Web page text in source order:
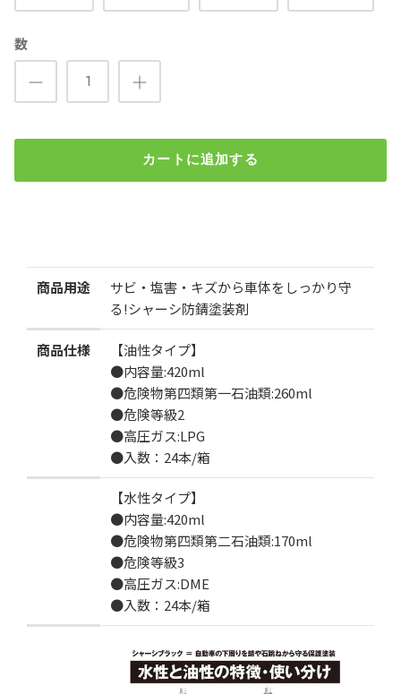
数
カートに追加する
カートに追加する
お気に入りに追加
検索
商品用途
サビ・塩害・キズから車体をしっかり守
る!シャーシ防錆塗装剤
商品仕様
【油性タイプ】
●内容量:420ml
●危険物第四類第一石油類:260ml
●危険等級2
●高圧ガス:LPG
●入数：24本/箱
【水性タイプ】
●内容量:420ml
●危険物第四類第二石油類:170ml
●危険等級3
●高圧ガス:DME
●入数：24本/箱